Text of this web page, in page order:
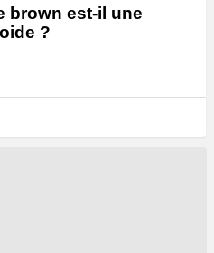
brown est-il une
?